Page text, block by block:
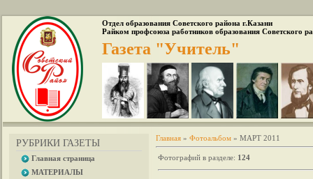
Отдел образования Советского района г.Казани
Райком профсоюза работников образования Советского
Газета "Учитель"
РУБРИКИ ГАЗЕТЫ
Главная страница
МАТЕРИАЛЫ
Главная » Фотоальбом » МАРТ 2011
Фотографий в разделе: 124